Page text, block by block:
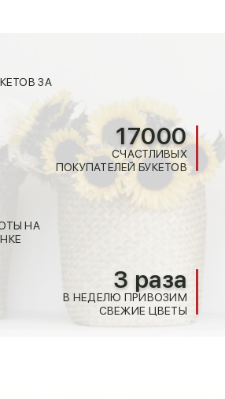
ЗА
НА
17000
СЧАСТЛИВЫХ
ПОКУПАТЕЛЕЙ БУКЕТОВ
3 раза
В НЕДЕЛЮ ПРИВОЗИМ
СВЕЖИЕ ЦВЕТЫ